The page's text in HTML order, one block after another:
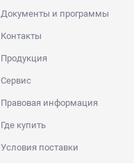
Документы и программы
Контакты
Продукция
Сервис
Правовая информация
Где купить
Условия поставки